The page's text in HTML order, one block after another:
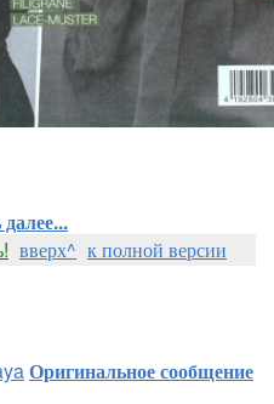
вверх^ к полной версии
Оригинальное сообщение